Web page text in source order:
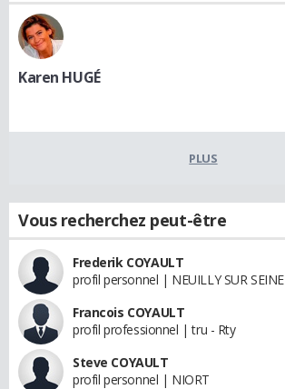
Karen HUGÉ
PLUS
Vous recherchez peut-être
Frederik COYAULT
profil personnel | NEUILLY SUR SEINE
Francois COYAULT
profil professionnel | tru - Rty
Steve COYAULT
profil personnel | NIORT